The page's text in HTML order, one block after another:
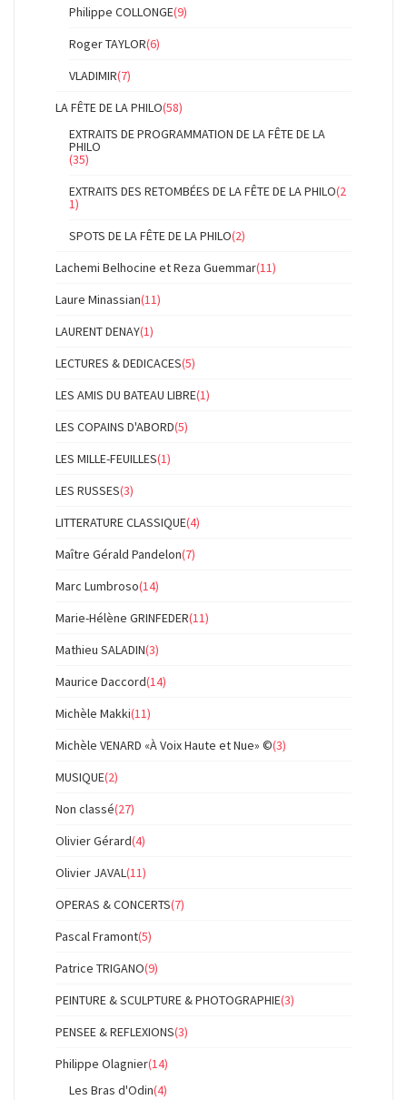
Philippe COLLONGE(9)
Roger TAYLOR(6)
VLADIMIR(7)
LA FÊTE DE LA PHILO(58)
EXTRAITS DE PROGRAMMATION DE LA FÊTE DE LA
PHILO
(35)
EXTRAITS DES RETOMBÉES DE LA FÊTE DE LA PHILO(2
1)
SPOTS DE LA FÊTE DE LA PHILO(2)
Lachemi Belhocine et Reza Guemmar(11)
Laure Minassian(11)
LAURENT DENAY(1)
LECTURES & DEDICACES(5)
LES AMIS DU BATEAU LIBRE(1)
LES COPAINS D'ABORD(5)
LES MILLE-FEUILLES(1)
LES RUSSES(3)
LITTERATURE CLASSIQUE(4)
Maître Gérald Pandelon(7)
Marc Lumbroso(14)
Marie-Hélène GRINFEDER(11)
Mathieu SALADIN(3)
Maurice Daccord(14)
Michèle Makki(11)
Michèle VENARD «À Voix Haute et Nue» ©(3)
MUSIQUE(2)
Non classé(27)
Olivier Gérard(4)
Olivier JAVAL(11)
OPERAS & CONCERTS(7)
Pascal Framont(5)
Patrice TRIGANO(9)
PEINTURE & SCULPTURE & PHOTOGRAPHIE(3)
PENSEE & REFLEXIONS(3)
Philippe Olagnier(14)
Les Bras d'Odin(4)